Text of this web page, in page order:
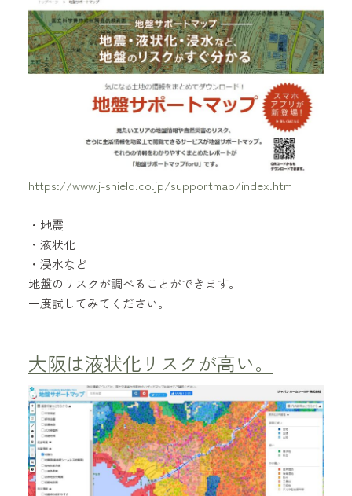
https://www.j-shield.co.jp/supportmap/index.htm
・地震
・液状化
・浸水など
地盤のリスクが調べることができます。
一度試してみてください。
大阪は液状化リスクが高い。